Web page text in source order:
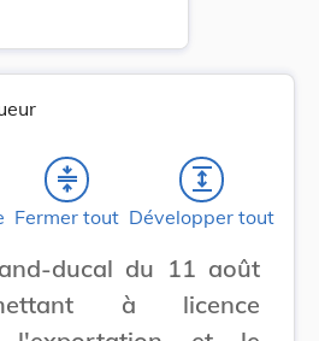
compress
Fermer tout
expand
Développer tout
ducal du 11 août
à licence